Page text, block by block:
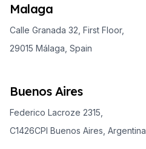
Malaga
Calle Granada 32, First Floor,
29015 Málaga, Spain
Buenos Aires
Federico Lacroze 2315,
C1426CPI Buenos Aires, Argentina